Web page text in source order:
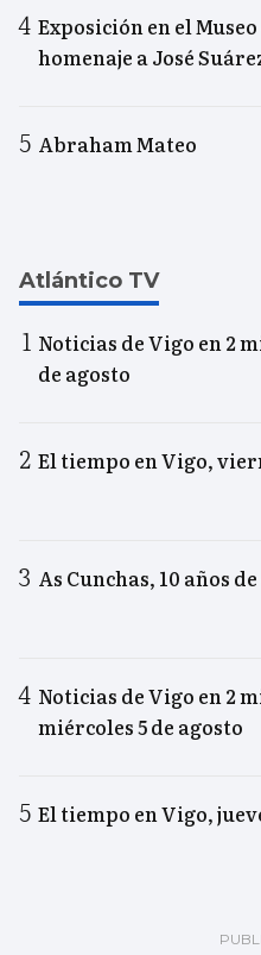
Exposición en el
homenaje a José
Abraham Mateo
Atlántico TV
Noticias de Vigo en 2
de agosto
El tiempo en Vigo,
As Cunchas, 10 años
Noticias de Vigo en 2
miércoles 5 de agosto
El tiempo en Vigo,